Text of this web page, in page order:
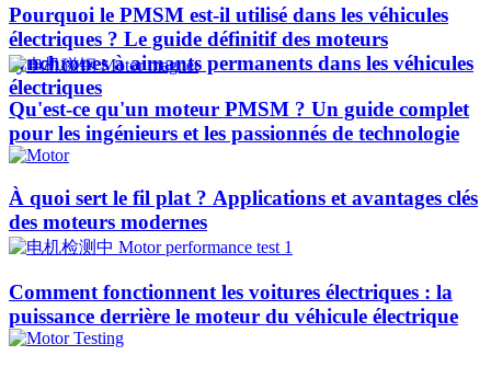
Pourquoi le PMSM est-il utilisé dans les véhicules
électriques ? Le guide définitif des moteurs
synchrones à aimants permanents dans les véhicules
électriques
Qu'est-ce qu'un moteur PMSM ? Un guide complet
pour les ingénieurs et les passionnés de technologie
À quoi sert le fil plat ? Applications et avantages clés
des moteurs modernes
Comment fonctionnent les voitures électriques : la
puissance derrière le moteur du véhicule électrique